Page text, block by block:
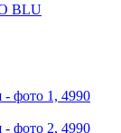
BLU